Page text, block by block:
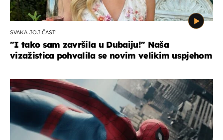
SVAKA JOJ ČAST!
"I tako sam završila u Dubaiju!" Naša
vizažistica pohvalila se novim velikim uspjehom